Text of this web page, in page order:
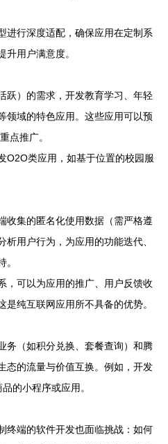
进行深度适配，确保应用在定制系
升用户满意度。
跃）的需求，开发教育学习、年轻
领域的特色应用。这些应用可以预
点推广。
O2O类应用，如基于位置的校园服
收集的匿名化使用数据（需严格遵
用户行为，为应用的功能迭代、
，可以为应用的推广、用户反馈收
纯互联网应用所不具备的优势。
务（如积分兑换、套餐查询）和腾
态的流量与价值互换。例如，开发
的小程序或应用。
终端的软件开发也面临挑战：如何